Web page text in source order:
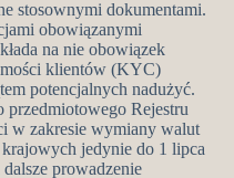
stosownymi dokumentami.
obowiązanymi
na nie obowiązek
klientów (KYC)
potencjalnych nadużyć.
przedmiotowego Rejestru
w zakresie wymiany walut
jedynie do 1 lipca
prowadzenie